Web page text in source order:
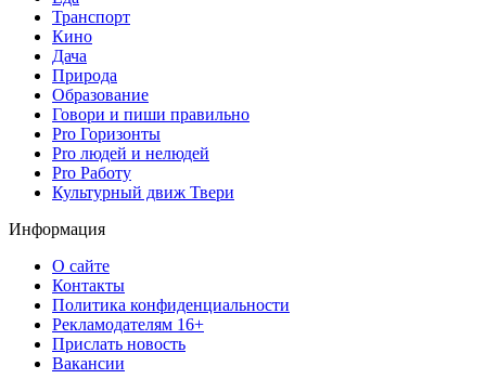
Транспорт
Кино
Дача
Природа
Образование
Говори и пиши правильно
Pro Горизонты
Pro людей и нелюдей
Pro Работу
Культурный движ Твери
Информация
О сайте
Контакты
Политика конфиденциальности
Рекламодателям 16+
Прислать новость
Вакансии